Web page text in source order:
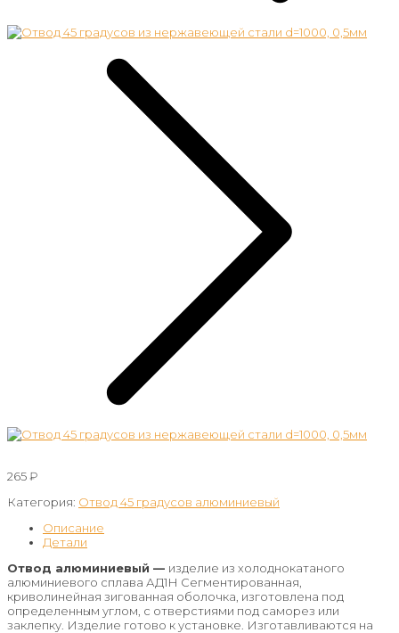
265₽
Категория: Отвод 45 градусов алюминиевый
Описание
Детали
Отвод алюминиевый — изделие из холоднокатаного
алюминиевого сплава АД1Н Сегментированная,
криволинейная зигованная оболочка, изготовлена под
определенным углом, с отверстиями под саморез или
заклепку. Изделие готово к установке. Изготавливаются на